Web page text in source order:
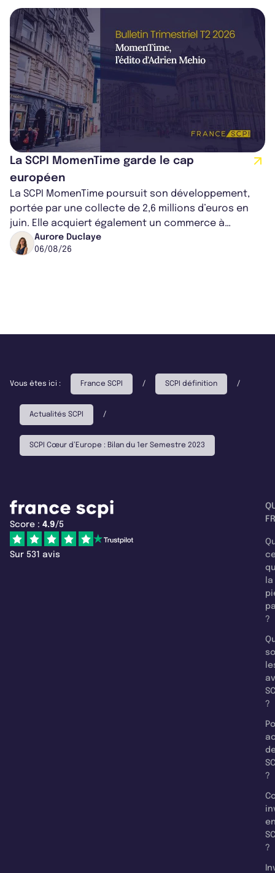
La SCPI MomenTime garde le cap
européen
La SCPI MomenTime poursuit son développement,
portée par une collecte de 2,6 millions d’euros en
juin. Elle acquiert également un commerce à
Worcester, place une plateforme logisti...
Aurore Duclaye
06/08/26
Vous êtes ici : France SCPI / SCPI définition /
Actualités SCPI /
SCPI Cœur d’Europe : Bilan du 1er Semestre 2023
Score : 4.9/5
Sur 531 avis
la
?
?
?
?